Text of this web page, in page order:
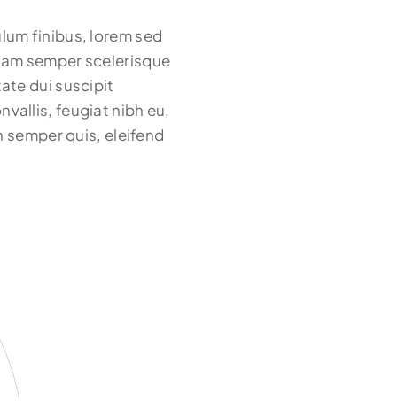
finibus, lorem sed
semper scelerisque
dui suscipit
feugiat nibh eu,
semper quis, eleifend